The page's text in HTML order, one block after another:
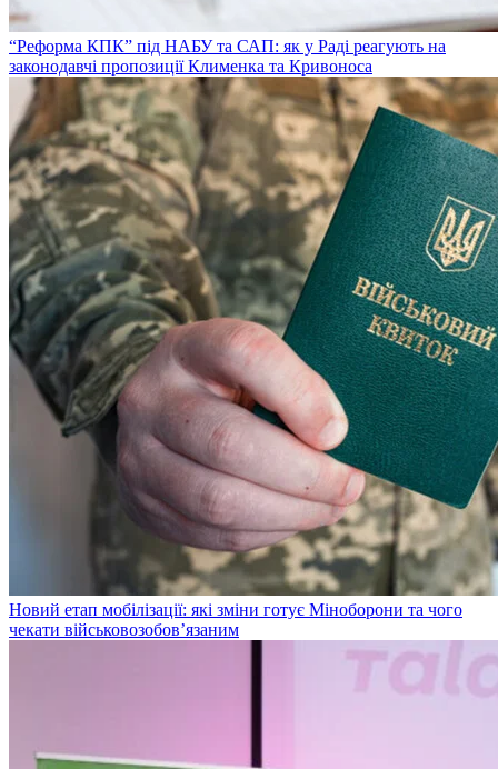
“Реформа КПК” під НАБУ та САП: як у Раді реагують на
законодавчі пропозиції Клименка та Кривоноса
Новий етап мобілізації: які зміни готує Міноборони та чого
чекати військовозобов’язаним